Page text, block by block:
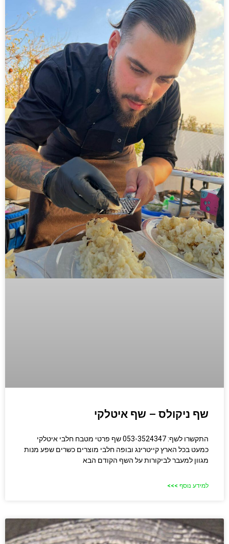
שף ניקולס – שף איטלקי
התקשרו לשף: 053-3524347 שף פרטי מטבח חלבי איטלקי
כמעט בכל הארץ קייטרינג ובופה חלבי מוצרים כשרים שפע מנות
מגוון למעבר לביקורות על השף הקודם הבא
למידע נוסף >>>